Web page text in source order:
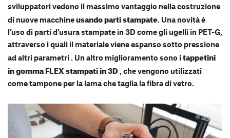
sviluppatori vedono il massimo vantaggio nella costruzione
di nuove macchineusando parti stampate. Una novità è
l’uso di parti d’usura stampate in 3D come gli ugelli in PET-G,
attraverso i quali il materiale viene espanso sotto pressione
ad altri parametri . Un altro miglioramento sono itappetini
in gomma FLEX stampati in 3D , che vengono utilizzati
come tampone per la lama che taglia la fibra di vetro.